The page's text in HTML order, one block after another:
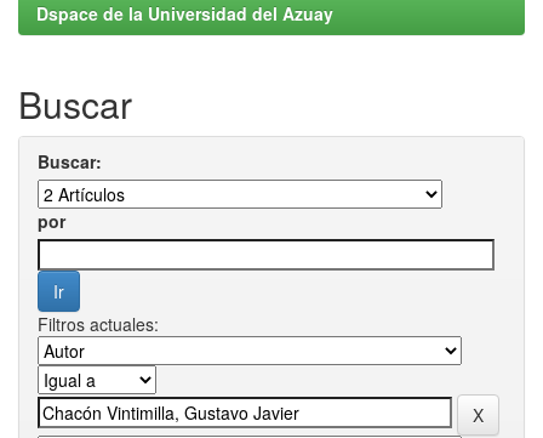
Dspace de la Universidad del Azuay
Buscar
Buscar:
por
Filtros actuales: